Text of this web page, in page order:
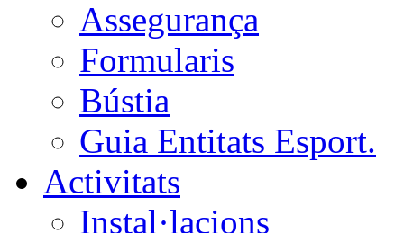
Assegurança
Formularis
Bústia
Guia Entitats Esport.
Activitats
Instal·lacions